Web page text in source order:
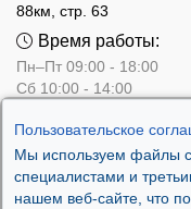
Пользовательское
Мы используем файлы
специалистами и
нашем веб-сайте, что
88км, стр. 63
Время работы:
Пн–Пт 09:00 - 18:00
Сб 10:00 - 14:00